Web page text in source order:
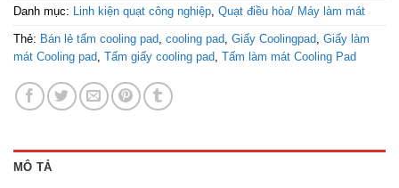
Danh mục: Linh kiện quạt công nghiệp Quạt điều hòa/ Máy làm mát
Thẻ: Bán lẻ tấm cooling pad cooling pad Giấy Coolingpad Giấy làm
mát Cooling pad Tấm giấy cooling pad Tấm làm mát Cooling Pad
MÔ TẢ